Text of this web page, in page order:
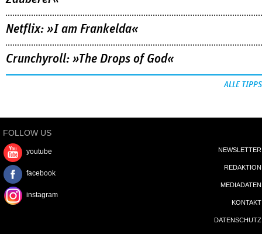
Netflix: »I am Frankelda«
Crunchyroll: »The Drops of God«
ALLE TIPPS
FOLLOW US
youtube
facebook
instagram
NEWSLETTER
REDAKTION
MEDIADATEN
KONTAKT
DATENSCHUTZ